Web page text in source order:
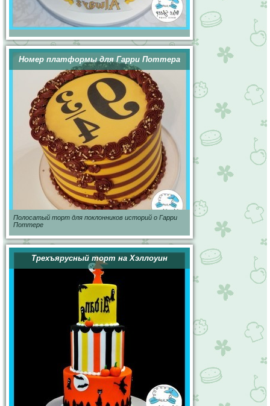
Номер платформы для Гарри Поттера
Полосатый торт для поклонников историй о Гарри
Поттере
Трехъярусный торт на Хэллоуин